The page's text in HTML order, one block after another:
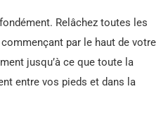
Relâchez toutes les
par le haut de votre
jusqu’à ce que toute la
entre vos pieds et dans la